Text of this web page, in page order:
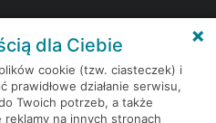
materiałów, które
rynku finansowego.
dla Ciebie
cookie (tzw. ciasteczek) i
działanie serwisu,
Twoich potrzeb, a także
na innych stronach